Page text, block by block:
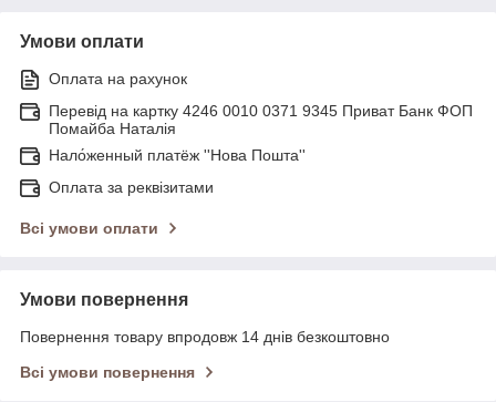
Умови оплати
Оплата на рахунок
Перевід на картку 4246 0010 0371 9345 Приват Банк ФОП
Помайба Наталія
Нало́женный платёж ''Нова Пошта''
Оплата за реквізитами
Всі умови оплати
Умови повернення
Повернення товару впродовж 14 днів безкоштовно
Всі умови повернення